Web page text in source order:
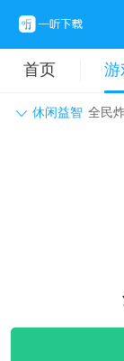
首页 游
休闲益智 全民